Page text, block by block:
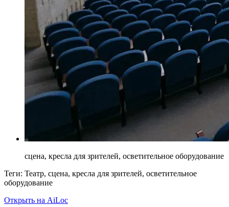
сцена, кресла для зрителей, осветительное оборудование
Теги: Театр, сцена, кресла для зрителей, осветительное
оборудование
Открыть на AiLoc